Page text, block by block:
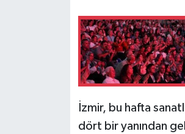
İzmir, bu hafta
dört bir yanından